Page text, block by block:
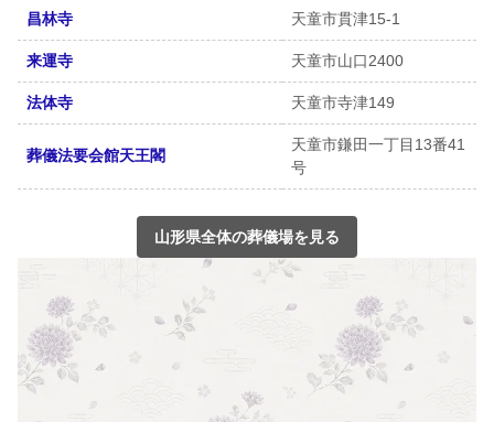
昌林寺 天童市貫津15-1
来運寺 天童市山口2400
法体寺 天童市寺津149
葬儀法要会館天王閣
天童市鎌田一丁目13番41
号
山形県全体の葬儀場を見る